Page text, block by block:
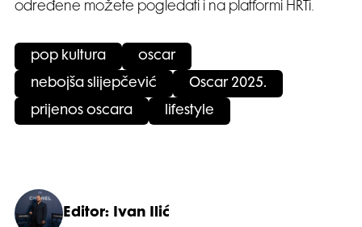
određene možete pogledati i na platformi HRTi.
pop kultura oscar
nebojša slijepčević Oscar 2025.
prijenos oscara lifestyle
Editor: Ivan Ilić